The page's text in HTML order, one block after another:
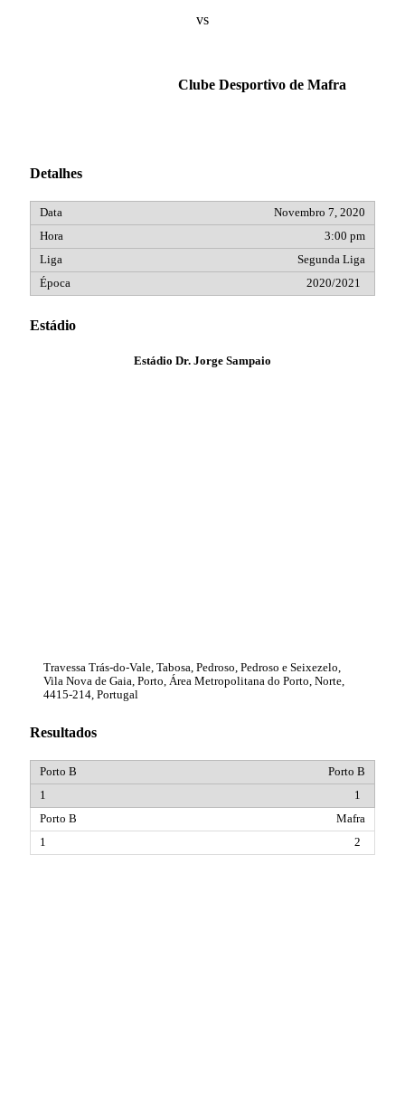
vs
Clube Desportivo de Mafra
Detalhes
Novembro 7, 2020
3:00 pm
Segunda Liga
2020/2021
Estádio
Estádio Dr. Jorge Sampaio
Travessa Trás-do-Vale, Tabosa, Pedroso, Pedroso e Seixezelo,
Vila Nova de Gaia, Porto, Área Metropolitana do Porto, Norte,
4415-214, Portugal
Resultados
Porto B
1
Mafra
2